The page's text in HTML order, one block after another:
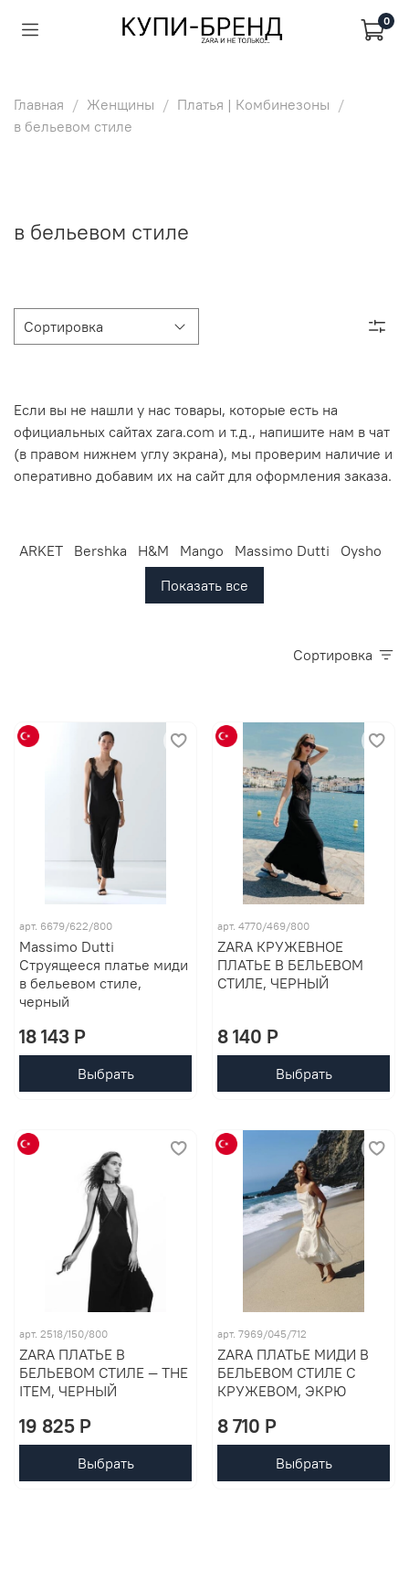
0
Главная Женщины
Платья | Комбинезоны
в бельевом стиле
в бельевом стиле
Если вы не нашли у нас товары, которые есть на
официальных сайтах zara.com и т.д., напишите нам в чат
(в правом нижнем углу экрана), мы проверим наличие и
оперативно добавим их на сайт для оформления заказа.
ARKET Bershka H&M Mango Massimo Dutti
Oysho
Показать все
Сортировка
арт. 6679/622/800
Massimo Dutti
Струящееся платье миди
в бельевом стиле,
черный
18 143 P
Выбрать
арт. 4770/469/800
ZARA КРУЖЕВНОЕ
ПЛАТЬЕ В БЕЛЬЕВОМ
СТИЛЕ, ЧЕРНЫЙ
8 140 P
Выбрать
арт. 2518/150/800
ZARA ПЛАТЬЕ В
БЕЛЬЕВОМ СТИЛЕ — THE
ITEM, ЧЕРНЫЙ
19 825 P
Выбрать
арт. 7969/045/712
ZARA ПЛАТЬЕ МИДИ В
БЕЛЬЕВОМ СТИЛЕ С
КРУЖЕВОМ, ЭКРЮ
8 710 P
Выбрать